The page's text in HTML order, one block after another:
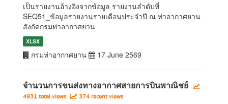
เป็นรายงานอ้างอิงจากข้อมูล รายงานลำดับที่
SEQ51_ข้อมูลรายงานรายเดือนประจำปี ณ ท่าอากาศยาน
สังกัดกรมท่าอากาศยาน
XLSX
กรมท่าอากาศยาน 17 June 2569
จำนวนการขนส่งทางอากาศสายการบินพาณิชย์
4931 total views 374 recent views